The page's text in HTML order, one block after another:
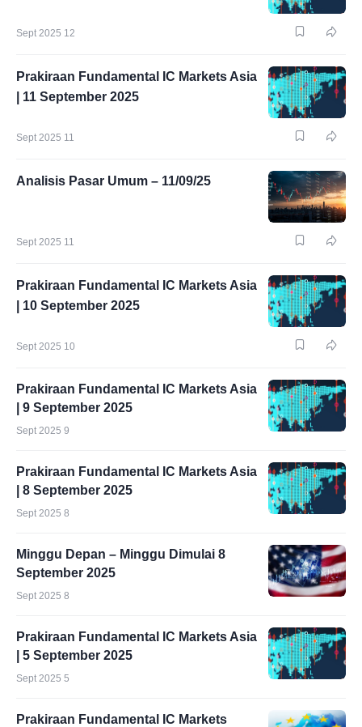
Sept 2025 12
Prakiraan Fundamental IC Markets Asia
| 11 September 2025
Sept 2025 11
Analisis Pasar Umum – 11/09/25
Sept 2025 11
Prakiraan Fundamental IC Markets Asia
| 10 September 2025
Sept 2025 10
Prakiraan Fundamental IC Markets Asia
| 9 September 2025
Sept 2025 9
Prakiraan Fundamental IC Markets Asia
| 8 September 2025
Sept 2025 8
Minggu Depan – Minggu Dimulai 8
September 2025
Sept 2025 8
Prakiraan Fundamental IC Markets Asia
| 5 September 2025
Sept 2025 5
Prakiraan Fundamental IC Markets